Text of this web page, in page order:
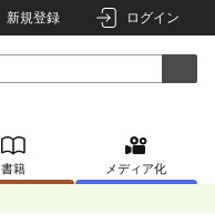
新規登録 ログイン
書籍 メディア化